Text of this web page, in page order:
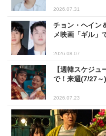
2026.07.31
チョン・ヘイン
メ映画「ギル」
2026.08.07
【週韓スケジ
で！来週(7/27～
2026.07.23